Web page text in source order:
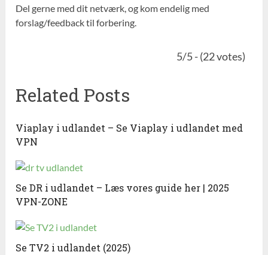
Del gerne med dit netværk, og kom endelig med
forslag/feedback til forbering.
5/5 - (22 votes)
Related Posts
Viaplay i udlandet – Se Viaplay i udlandet med
VPN
Se DR i udlandet – Læs vores guide her | 2025
VPN-ZONE
Se TV2 i udlandet (2025)